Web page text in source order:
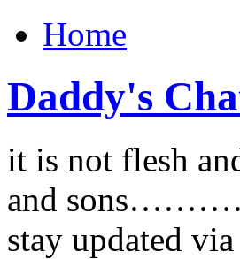
Home
Daddy's
it is not flesh
and
stay updated via